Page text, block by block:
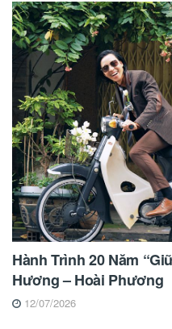
Hành Trình 20 Năm
Hương – Hoài Phương
12/07/2026